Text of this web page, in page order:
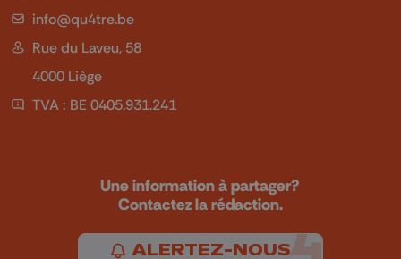
info@qu4tre.be
Rue du Laveu, 58
4000 Liège
TVA : BE 0405.931.241
Une information à partager?
Contactez la rédaction.
ALERTEZ-NOUS